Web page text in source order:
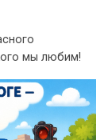
мы любим!